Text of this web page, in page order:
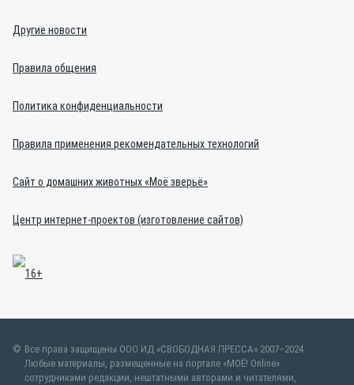
Другие новости
Правила общения
Политика конфиденциальности
Правила применения рекомендательных технологий
Сайт о домашних животных «Моё зверьё»
Центр интернет-проектов (изготовление сайтов)
Все права защищены ООО ИД «СВОБОДНАЯ ПРЕССА» 2007–2024
Любые материалы, размещенные на портале «МОЁ! Online»
сотрудниками редакции, нештатными авторами и читателями,